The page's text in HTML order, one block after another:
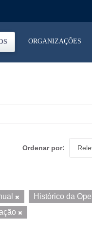
ORGANIZAÇÕES
Ordenar por
Histórico da